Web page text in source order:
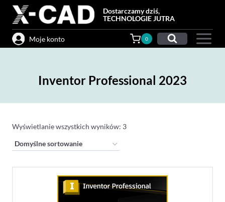
Przejdź
treści
Dostarczamy dziś,
TECHNOLOGIE JUTRA
Moje konto 0
Inventor Professional 2023
Wyświetlanie wszystkich wyników: 3